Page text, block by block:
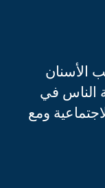
الأسنان
الناس في
ومع